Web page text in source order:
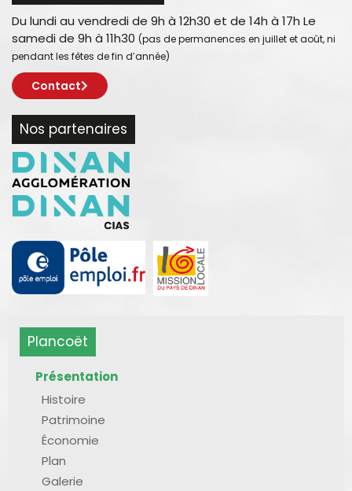
Du lundi au vendredi de 9h à 12h30 et de 14h à 17h Le
samedi de 9h à 11h30 (pas de permanences en juillet et août, ni
pendant les fêtes de fin d’année)
Contact
Nos partenaires
Plancoët
Présentation
Histoire
Patrimoine
Économie
Plan
Galerie